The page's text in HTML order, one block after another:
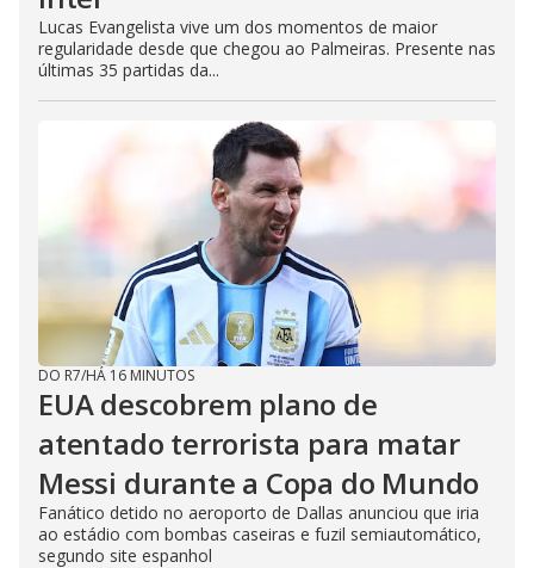
Lucas Evangelista vive um dos momentos de maior
regularidade desde que chegou ao Palmeiras. Presente nas
últimas 35 partidas da...
DO R7/HÁ 16 MINUTOS
EUA descobrem plano de
atentado terrorista para matar
Messi durante a Copa do Mundo
Fanático detido no aeroporto de Dallas anunciou que iria
ao estádio com bombas caseiras e fuzil semiautomático,
segundo site espanhol